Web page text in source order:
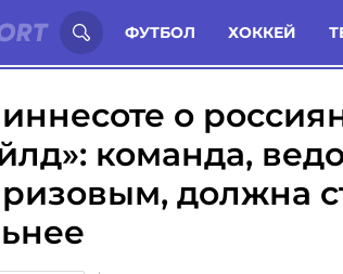
ФУТБОЛ ХОККЕЙ
о спорте России: Статьи
о
команда,
должна